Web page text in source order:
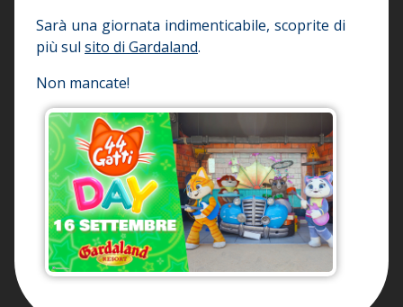
Sarà una giornata indimenticabile, scoprite di
più sul sito di Gardaland.
Non mancate!